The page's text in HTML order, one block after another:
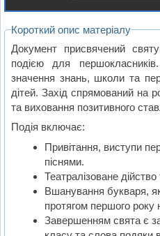
Короткий опис матеріалу
Документ присвячений
подією для
значення знань, школи та
дітей. Захід спрямований на
та виховання позитивного
Подія включає:
Привітання, виступи
піснями.
Театралізоване
Вшанування букваря,
протягом першого року
Завершенням свята є